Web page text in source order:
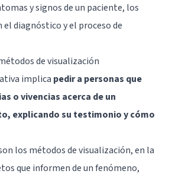
y signos de un paciente, los
diagnóstico y el proceso de
de visualización
implica pedir a personas que
o vivencias acerca de un
explicando su testimonio y cómo
los métodos de visualización, en la
que informen de un fenómeno,